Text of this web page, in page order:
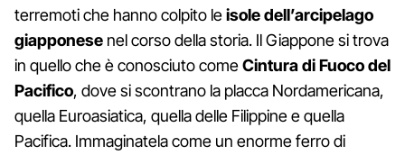
terremoti che hanno colpito leisole dell’arcipelago
giapponese nel corso della storia. Il Giappone si trova
in quello che è conosciuto comeCintura di Fuoco del
Pacifico, dove si scontrano la placca Nordamericana,
quella Euroasiatica, quella delle Filippine e quella
Pacifica. Immaginatela come un enorme ferro di